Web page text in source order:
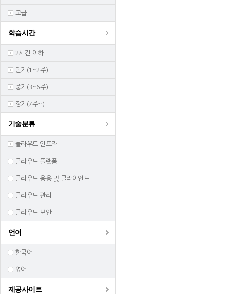
고급
학습시간
2시간 이하
단기(1~2주)
중기(3~6주)
장기(7주~)
기술분류
클라우드 인프라
클라우드 플랫폼
클라우드 응용 및 클라이언트
클라우드 관리
클라우드 보안
언어
한국어
영어
제공사이트